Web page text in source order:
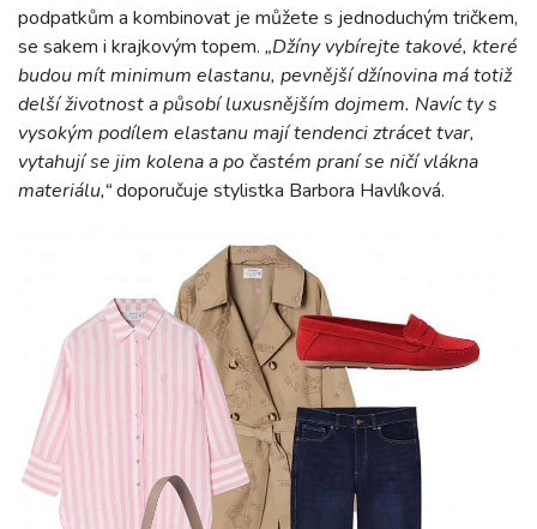
podpatkům a kombinovat je můžete s jednoduchým tričkem,
se sakem i krajkovým topem. „Džíny vybírejte takové, které
budou mít minimum elastanu, pevnější džínovina má totiž
delší životnost a působí luxusnějším dojmem. Navíc ty s
vysokým podílem elastanu mají tendenci ztrácet tvar,
vytahují se jim kolena a po častém praní se ničí vlákna
materiálu,“doporučuje stylistka Barbora Havlíková.